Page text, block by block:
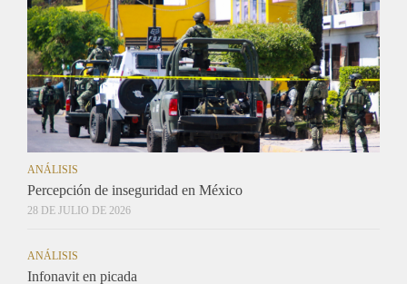
ANÁLISIS
Percepción de inseguridad en México
28 DE JULIO DE 2026
ANÁLISIS
Infonavit en picada